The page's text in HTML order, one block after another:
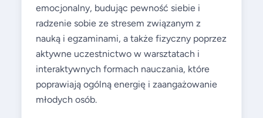
emocjonalny, budując pewność siebie i
radzenie sobie ze stresem związanym z
nauką i egzaminami, a także fizyczny poprzez
aktywne uczestnictwo w warsztatach i
interaktywnych formach nauczania, które
poprawiają ogólną energię i zaangażowanie
młodych osób.